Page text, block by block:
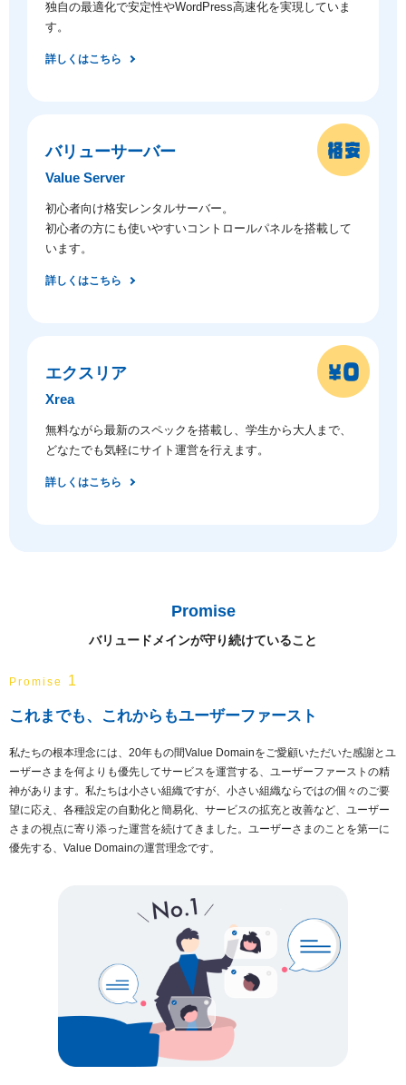
独自の最適化で安定性やWordPress高速化を実現していま
す。
詳しくはこちら
バリューサーバー
Value Server
初心者向け格安レンタルサーバー。
初心者の方にも使いやすいコントロールパネルを搭載して
います。
詳しくはこちら
エクスリア
Xrea
無料ながら最新のスペックを搭載し、学生から大人まで、
どなたでも気軽にサイト運営を行えます。
詳しくはこちら
Promise
バリュードメインが守り続けていること
Promise 1
これまでも、これからもユーザーファースト
私たちの根本理念には、20年もの間Value Domainをご愛顧いただいた感謝とユ
ーザーさまを何よりも優先してサービスを運営する、ユーザーファーストの精
神があります。私たちは小さい組織ですが、小さい組織ならではの個々のご要
望に応え、各種設定の自動化と簡易化、サービスの拡充と改善など、ユーザー
さまの視点に寄り添った運営を続けてきました。ユーザーさまのことを第一に
優先する、Value Domainの運営理念です。